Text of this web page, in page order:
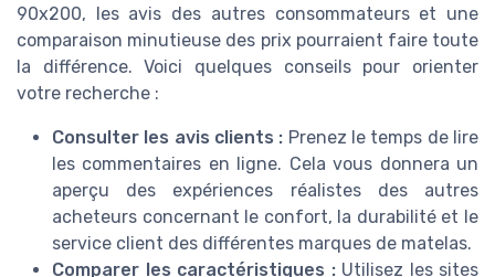
90x200, les avis des autres consommateurs et une
comparaison minutieuse des prix pourraient faire toute
la différence. Voici quelques conseils pour orienter
votre recherche :
Consulter les avis clients : Prenez le temps de lire
les commentaires en ligne. Cela vous donnera un
aperçu des expériences réalistes des autres
acheteurs concernant le confort, la durabilité et le
service client des différentes marques de matelas.
Comparer les caractéristiques :Utilisez les sites